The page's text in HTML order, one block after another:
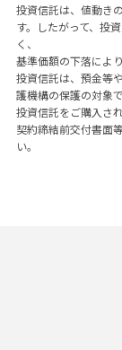
投資信託は、値動き
す。したがって、投
く、
基準価額の下落によ
投資信託は、預金等
護機構の保護の対象
投資信託をご購入さ
契約締結前交付書面
い。